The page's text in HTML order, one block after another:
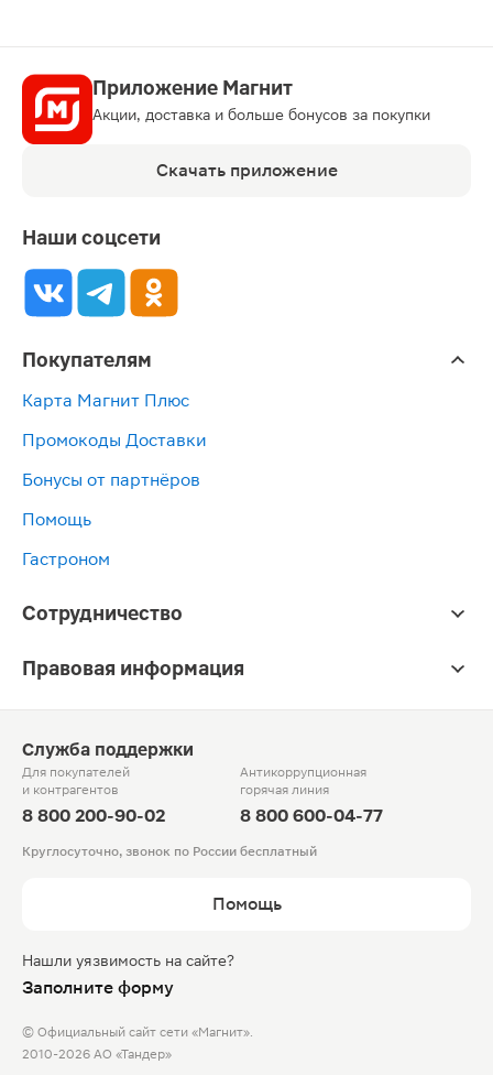
Приложение Магнит
Акции, доставка и больше бонусов за покупки
Скачать приложение
Наши соцсети
Покупателям
Карта Магнит Плюс
Промокоды Доставки
Бонусы от партнёров
Помощь
Гастроном
Сотрудничество
Правовая информация
Служба поддержки
Для покупателей
и контрагентов
8 800 200-90-02
Антикоррупционная
горячая линия
8 800 600-04-77
Круглосуточно, звонок по России бесплатный
Помощь
Нашли уязвимость на сайте?
Заполните форму
© Официальный сайт сети «Магнит».
2010-2026 АО «Тандер»